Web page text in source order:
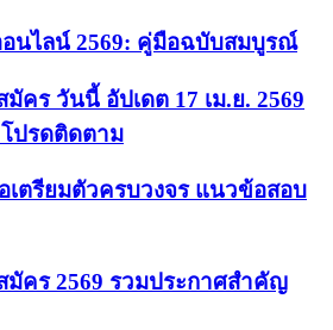
นไลน์ 2569: คู่มือฉบับสมบูรณ์
คร วันนี้ อัปเดต 17 เม.ย. 2569
ปรดติดตาม
เตรียมตัวครบวงจร แนวข้อสอบ
มัคร 2569 รวมประกาศสำคัญ